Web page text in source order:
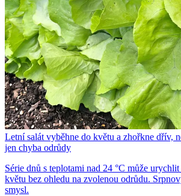
Letní salát vyběhne do květu a zhořkne dřív,
jen chyba odrůdy
Série dnů s teplotami nad 24 °C může
květu bez ohledu na zvolenou odrůdu.
smysl.